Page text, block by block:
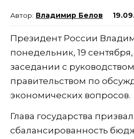
Владимир Белов
Президент России
понедельник, 19
заседании с
правительством по
экономических вопросов.
Глава государства
сбалансированность